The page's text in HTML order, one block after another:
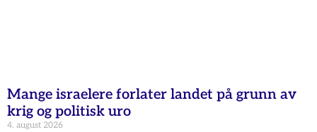
Mange israelere forlater landet på grunn av
krig og politisk uro
4. august 2026